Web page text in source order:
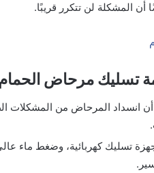
المشكلة لن تتكرر قريبًا.
تسليك مرحاض
انسداد المرحاض من المشكلات
تسليك كهربائية، وضغط ماء